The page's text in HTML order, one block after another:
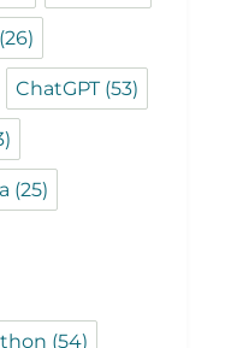
(26)
ChatGPT(53)
(25)
(54)